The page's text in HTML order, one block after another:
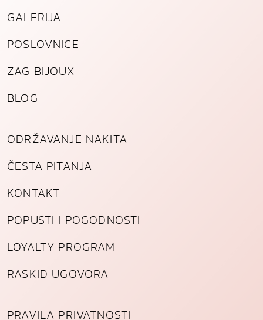
GALERIJA
POSLOVNICE
ZAG BIJOUX
BLOG
ODRŽAVANJE NAKITA
ČESTA PITANJA
KONTAKT
POPUSTI I POGODNOSTI
LOYALTY PROGRAM
RASKID UGOVORA
PRAVILA PRIVATNOSTI